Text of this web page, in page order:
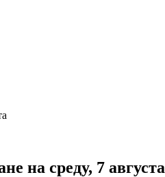
на среду, 7 августа